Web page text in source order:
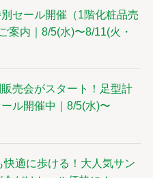
セール開催（1階化粧品売
案内｜8/5(水)〜8/11(火・
売会がスタート！足型計
ル開催中｜8/5(水)〜
快適に歩ける！大人気サン